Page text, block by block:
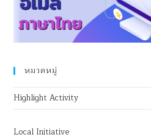
หมวดหมู่
Highlight Activity
Local Initiative